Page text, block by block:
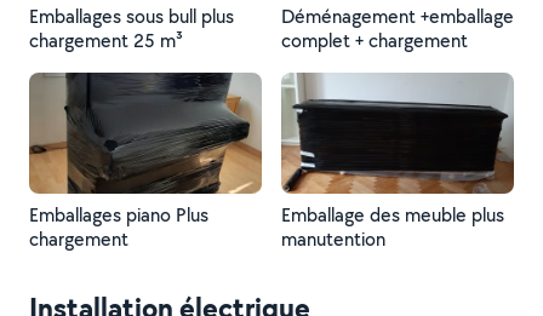
Emballages sous bull plus
chargement 25 m³
Déménagement +emballage
complet + chargement
Emballages piano Plus
chargement
Emballage des meuble plus
manutention
Installation électrique